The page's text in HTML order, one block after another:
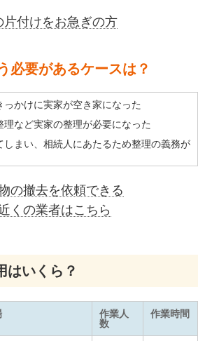
片付けをお急ぎの方
必要があるケースは？
っかけに実家が空き家になった
理など実家の整理が必要になった
しまい、相続人にあたるため整理の義務が
の撤去を依頼できる
くの業者はこちら
はいくら？
作業人
数
作業時間